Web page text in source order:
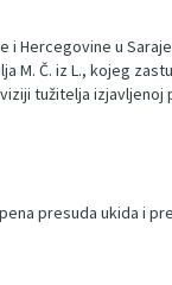
i Hercegovine u
M. Č. iz L., kojeg
tužitelja izjavljenoj
presuda ukida i